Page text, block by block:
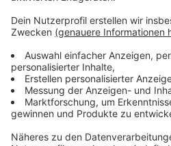
Gabriele Schmidt laut
Anzeige
Die Uniklinik Münster kündigte
und Mittwoch alle länger